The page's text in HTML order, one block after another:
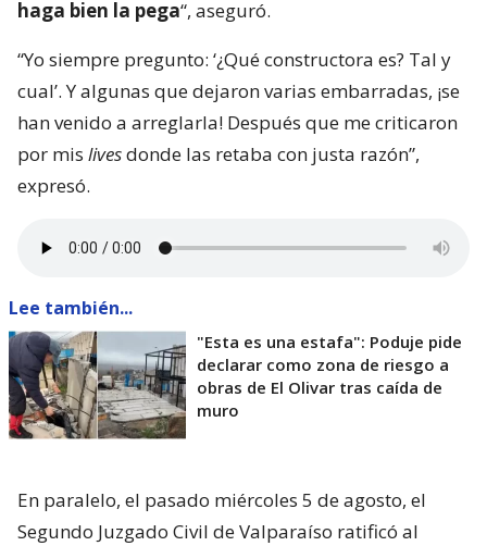
haga bien la pega“, aseguró.
“Yo siempre pregunto: ‘¿Qué constructora es? Tal y
cual’. Y algunas que dejaron varias embarradas, ¡se
han venido a arreglarla! Después que me criticaron
por mis livesdonde las retaba con justa razón”,
expresó.
Lee también...
"Esta es una estafa": Poduje pide
declarar como zona de riesgo a
obras de El Olivar tras caída de
muro
En paralelo, el pasado miércoles 5 de agosto, el
Segundo Juzgado Civil de Valparaíso ratificó al